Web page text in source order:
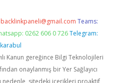
backlinkpaneli@gmail.com Teams:
0262 606 0 726 Telegram:
Kanun gereğince Bilgi Teknolojileri
onaylanmış bir Yer Sağlayıcı
nedenle, sitedeki içerikleri proaktif